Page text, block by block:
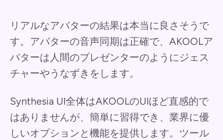
リアルなアバターの結果は本当に良さそうで
す。アバターの音声同期は正確で、AKOOLア
バターは人間のプレゼンターのようにジェス
チャーやうなずきをします。
Synthesia UI全体はAKOOLのUIほど直感的で
はありませんが、簡単に習得でき、業界に優
しいオプションと機能を提供します。ツール